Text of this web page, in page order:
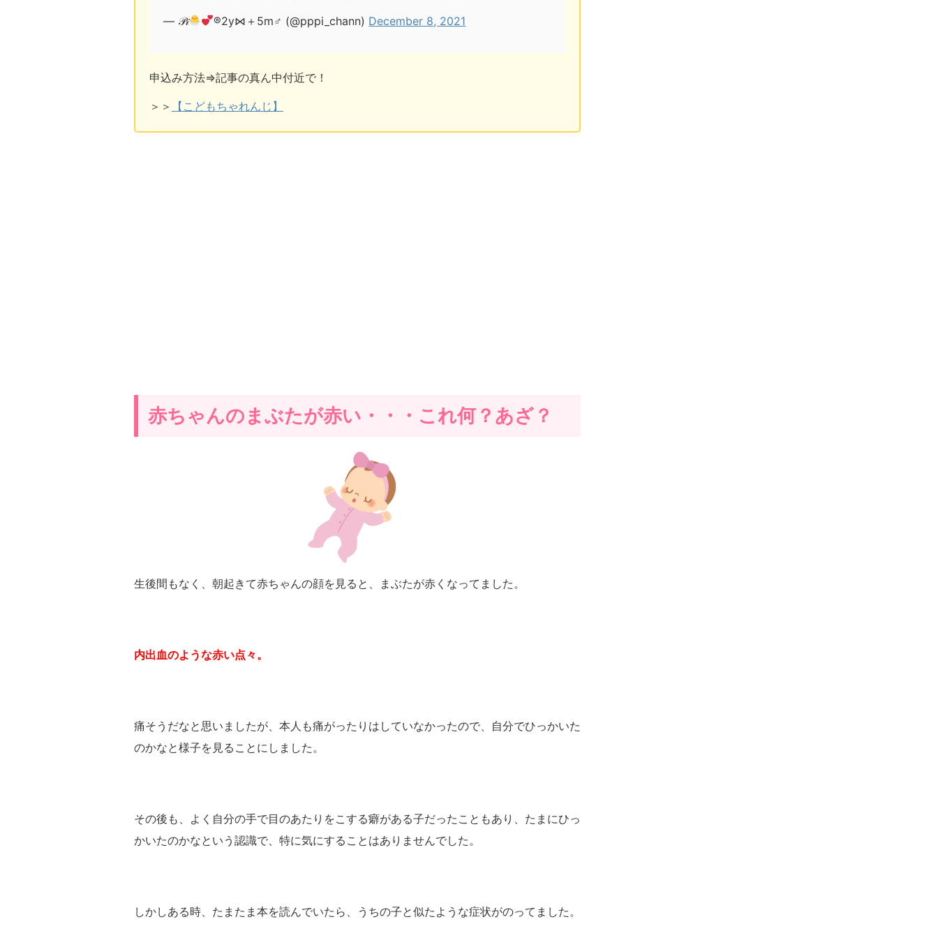
— 𝒫𝒾 ®2y⋈＋5m♂︎ (@pppi_chann) December 8, 2021
申込み方法⇒記事の真ん中付近で！
＞＞ 【こどもちゃれんじ】
赤ちゃんのまぶたが赤い・・・これ何？あざ？
生後間もなく、朝起きて赤ちゃんの顔を見ると、まぶたが赤くなってました。
内出血のような赤い点々。
痛そうだなと思いましたが、本人も痛がったりはしていなかったので、自分でひっかいた
のかなと様子を見ることにしました。
その後も、よく自分の手で目のあたりをこする癖がある子だったこともあり、たまにひっ
かいたのかなという認識で、特に気にすることはありませんでした。
しかしある時、たまたま本を読んでいたら、うちの子と似たような症状がのってました。